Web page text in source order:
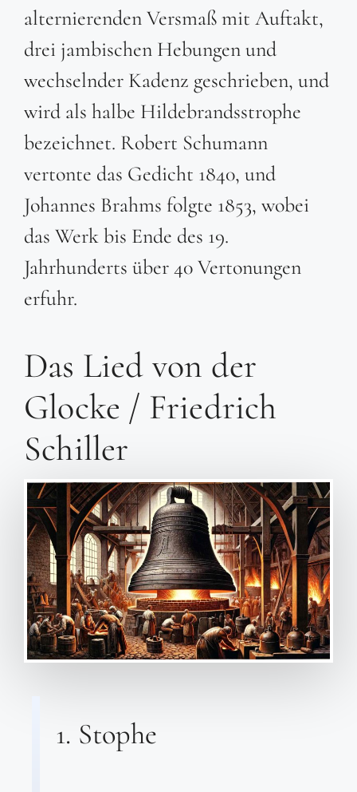
alternierenden Versmaß mit Auftakt,
drei jambischen Hebungen und
wechselnder Kadenz geschrieben, und
wird als halbe Hildebrandsstrophe
bezeichnet. Robert Schumann
vertonte das Gedicht 1840, und
Johannes Brahms folgte 1853, wobei
das Werk bis Ende des 19.
Jahrhunderts über 40 Vertonungen
erfuhr.
Das Lied von der
Glocke / Friedrich
Schiller
1. Stophe